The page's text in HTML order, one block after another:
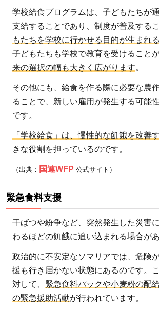
学校給食プログラムは、子どもたちが
支給することであり、制度が普及するこ
もたちを学校に行かせる目的が生まれる
子どもたちも学校で教育を受けること
来の選択の幅も大きく広がります。
その他にも、給食を作る際に必要な農
ることで、新しい雇用が発生する可能
です。
「学校給食」は、慢性的な飢餓を改善
きな役割を担っているのです。
（出典： 国連WFP 公式サイト）
緊急食料支援
干ばつや紛争など、突然発生した災害
わるほどの飢餓に追い込まれる場合があ
政治的に不安定なソマリアでは、危険
援も行き届かない状態にあるのです。
対して、 緊急食料パックや小麦粉の配
の緊急援助活動が行われています。